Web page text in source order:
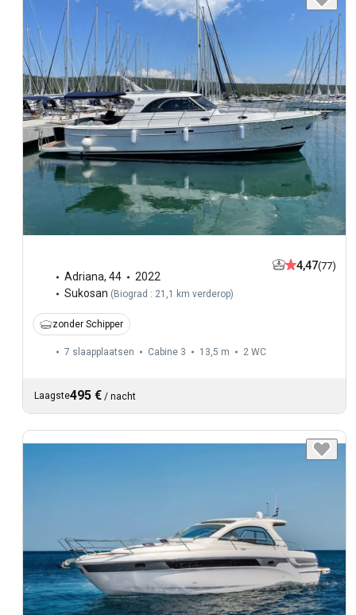
Adriana, 44
2022
Sukosan ( Biograd : 21,1 km verderop)
4,47(77)
zonder Schipper
7 slaapplaatsen Cabine 3 13,5 m 2 WC
Laagste495 € / nacht